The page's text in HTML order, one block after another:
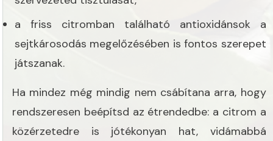
a friss citromban található antioxidánsok a
sejtkárosodás megelőzésében is fontos szerepet
játszanak.
Ha mindez még mindig nem csábítana arra, hogy
rendszeresen beépítsd az étrendedbe: a citrom a
közérzetedre is jótékonyan hat, vidámabbá